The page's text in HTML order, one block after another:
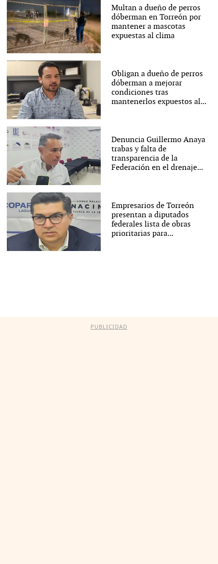
Multan a dueño de perros
dóberman en Torreón por
mantener a mascotas
expuestas al clima
Obligan a dueño de perros
dóberman a mejorar
condiciones tras
mantenerlos expuestos al...
Denuncia Guillermo Anaya
trabas y falta de
transparencia de la
Federación en el drenaje...
Empresarios de Torreón
presentan a diputados
federales lista de obras
prioritarias para...
PUBLICIDAD